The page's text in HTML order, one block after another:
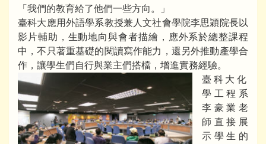
「我們的教育給了他們一些方向。」
臺科大應用外語學系教授兼人文社會學院李思穎院長以
影片輔助，生動地向與會者描繪，應外系於總整課程
中，不只著重基礎的閱讀寫作能力，還另外推動產學合
作，讓學生們自行與業主們搭檔，增進實務經驗。
臺科大化
學工程系
李豪業老
師直接展
示學生的